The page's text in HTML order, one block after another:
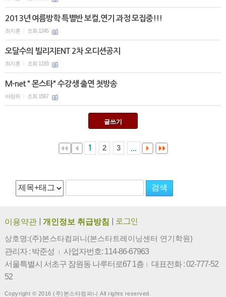
2013년 여름방학 특별반 보컬,연기 과정 모집중!!!
최지훈 조회 1245
오달수의 빌리지ENT 2차 오디션공지
최지훈 조회 1193
M-net " 몬스타" 수강생 출연 첫방송
바람쥐 조회 1567
글쓰기
1 2 3
이용약관 개인정보 취급방침 로그인
상호명:(주)본스타컴퍼니(본스타트레이닝센터 연기학원)
관리자 : 박준성 |
사업자번호: 114-86-67963
서울특별시 서초구 잠원동 나루터로67 1층
|
대표전화 : 02-777-52
52
Copyright © 2016 (주)본스타컴퍼니 All rights reserved.